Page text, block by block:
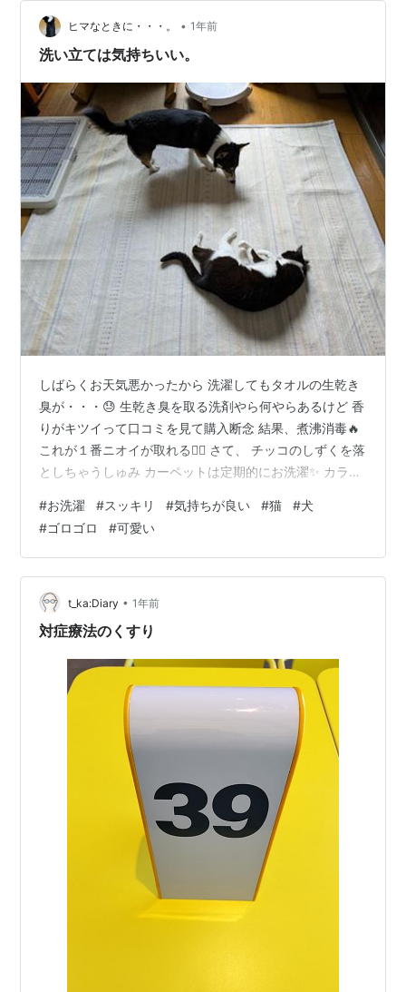
と……お洗濯です！！ 私、もともとお洗濯には全然こだ
わりがなくて、どちらかというとパパの方が服にこだわ
りがあるタイプ。なので、以前はパパが洗濯担当のこと
ヒマなときに・・・。 • 1年前
洗い立ては気持ちいい。
しばらくお天気悪かったから 洗濯してもタオルの生乾き
臭が・・・😓 生乾き臭を取る洗剤やら何やらあるけど 香
りがキツイって口コミを見て購入断念 結果、煮沸消毒🔥
これが１番ニオイが取れる👌🏻 さて、 チッコのしずくを落
としちゃうしゅみ カーペットは定期的にお洗濯✨ カラっ
達 気持ち良いよね 分かる～ 私もゴロゴロしたい(笑) 消
臭抗菌洗剤で生乾き臭が消えた人も煮沸消毒の人もポチ
ッとお願い ありがとう
#お洗濯 #スッキリ #気持ちが良い #猫 #犬
#ゴロゴロ #可愛い
t_ka:Diary • 1年前
対症療法のくすり